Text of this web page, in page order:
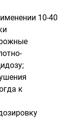
10-40
к